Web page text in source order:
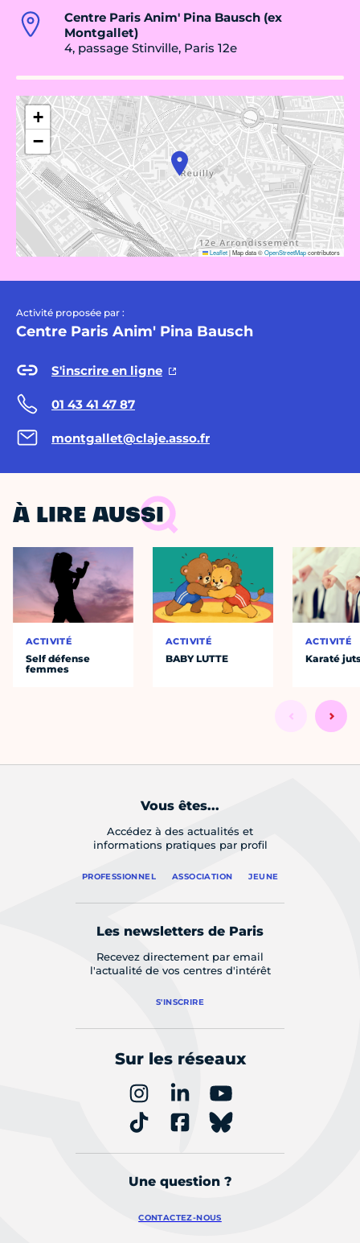
Centre Paris Anim' Pina Bausch (ex
Montgallet)
4, passage Stinville, Paris 12e
+
−
Leaflet|Map data ©OpenStreetMapcontributors
Activité proposée par :
Centre Paris Anim' Pina Bausch
S'inscrire en ligne
01 43 41 47 87
montgallet@claje.asso.fr
À LIRE AUSSI
ACTIVITÉ
Self défense
femmes
ACTIVITÉ
BABY LUTTE
ACTIVITÉ
Karaté
Vous êtes...
Accédez à des actualités et
informations pratiques par profil
PROFESSIONNEL ASSOCIATION JEUNE
Les newsletters de Paris
Recevez directement par email
l'actualité de vos centres d'intérêt
S'INSCRIRE
Sur les réseaux
Une question ?
CONTACTEZ-NOUS